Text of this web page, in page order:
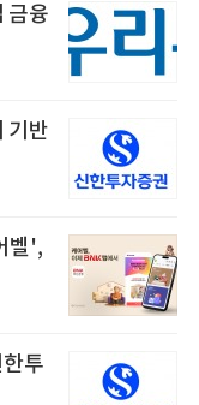
금융
기반
벨',
투